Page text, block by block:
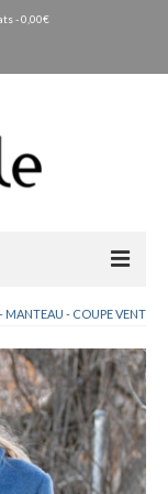
-0,00€
MANTEAU - COUPE VENT